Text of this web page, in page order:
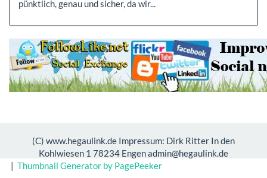
pünktlich, genau und sicher, da wir...
(C) www.hegaulink.de Impressum: Dirk Ritter In den
Kohlwiesen 1 78234 Engen admin@hegaulink.de
| Thumbnail Generator by PagePeeker